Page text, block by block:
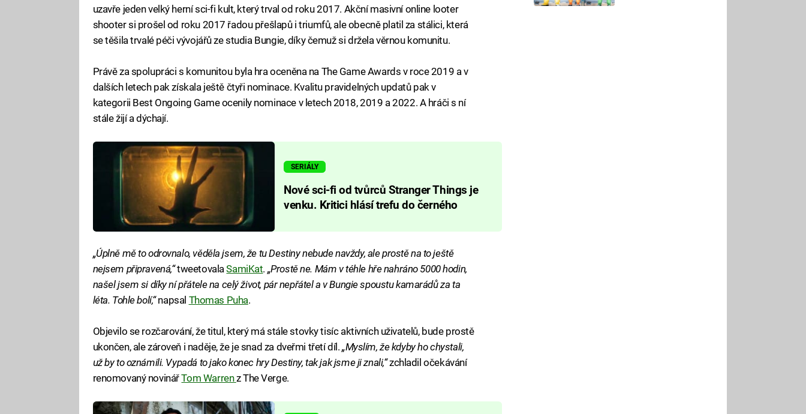
uzavře jeden velký herní sci-fi kult, který trval od roku 2017. Akční masivní online looter
shooter si prošel od roku 2017 řadou přešlapů i triumfů, ale obecně platil za stálici, která
se těšila trvalé péči vývojářů ze studia Bungie, díky čemuž si držela věrnou komunitu.
Právě za spolupráci s komunitou byla hra oceněna na The Game Awards v roce 2019 a v
dalších letech pak získala ještě čtyři nominace. Kvalitu pravidelných updatů pak v
kategorii Best Ongoing Game ocenily nominace v letech 2018, 2019 a 2022. A hráči s ní
stále žijí a dýchají.
SERIÁLY
Nové sci-fi od tvůrců Stranger Things je
venku. Kritici hlásí trefu do černého
„Úplně mě to odrovnalo, věděla jsem, že tu Destiny nebude navždy, ale prostě na to ještě
nejsem připravená,“tweetovalaSamiKat. „Prostě ne. Mám v téhle hře nahráno 5000 hodin,
našel jsem si díky ní přátele na celý život, pár nepřátel a v Bungie spoustu kamarádů za ta
léta. Tohle bolí,“napsal Thomas Puha.
Objevilo se rozčarování, že titul, který má stále stovky tisíc aktivních uživatelů, bude prostě
ukončen, ale zároveň i naděje, že je snad za dveřmi třetí díl. „Myslím, že kdyby ho chystali,
už by to oznámili. Vypadá to jako konec hry Destiny, tak jak jsme ji znali,“zchladil očekávání
renomovaný novinářTom Warrenz The Verge.